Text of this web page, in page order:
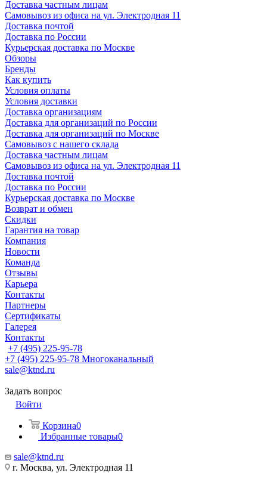
Доставка частным лицам
Самовывоз из офиса на ул. Электродная 11
Доставка почтой
Доставка по России
Курьерская доставка по Москве
Обзоры
Бренды
Как купить
Условия оплаты
Условия доставки
Доставка организациям
Доставка для организаций по России
Доставка для организаций по Москве
Самовывоз с нашего склада
Доставка частным лицам
Самовывоз из офиса на ул. Электродная 11
Доставка почтой
Доставка по России
Курьерская доставка по Москве
Возврат и обмен
Скидки
Гарантия на товар
Компания
Новости
Команда
Отзывы
Карьера
Контакты
Партнеры
Сертификаты
Галерея
Контакты
+7 (495) 225-95-78
+7 (495) 225-95-78 Многоканальный
sale@ktnd.ru
Задать вопрос
Войти
Корзина0
Избранные товары0
sale@ktnd.ru
г. Москва, ул. Электродная 11